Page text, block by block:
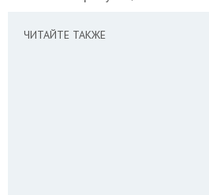
ЧИТАЙТЕ ТАКЖЕ